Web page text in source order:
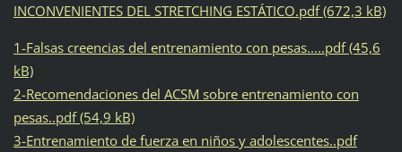
INCONVENIENTES DEL STRETCHING ESTÁTICO.pdf (672,3 kB)
1-Falsas creencias del entrenamiento con pesas.....pdf (45,6
kB)
2-Recomendaciones del ACSM sobre entrenamiento con
pesas..pdf (54,9 kB)
3-Entrenamiento de fuerza en niños y adolescentes..pdf